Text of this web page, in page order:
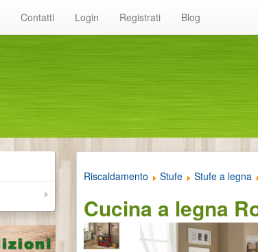
Contatti Login Registrati Blog
Riscaldamento Stufe Stufe a legna
Cucina a legna